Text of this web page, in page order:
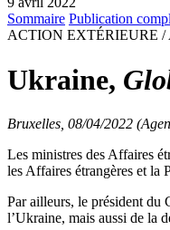
Sommaire Publication
ACTION EXTÉRIEURE /
Ukraine,
Bruxelles, 08/04/2022
Les ministres des Affaires
les Affaires étrangères et la
Par ailleurs, le président du
l’Ukraine, mais aussi de la